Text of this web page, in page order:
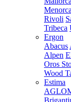
Menorca
Rivoli
Tribeca
Ergon
Abacus
Alpen
Oros
Wood
Estima